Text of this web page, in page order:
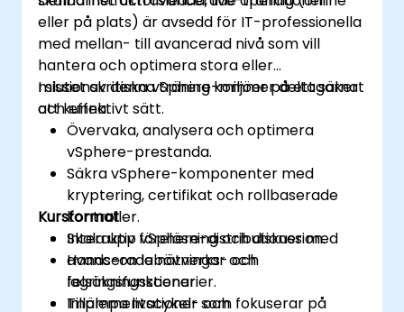
eller på plats) är avsedd för IT-professionella
med mellan- till avancerad nivå som vill
hantera och optimera stora eller
missionskritiska vSphere-miljöer på ett säkert
och effektivt sätt.
I slutet av denna träning kommer deltagarna
att kunna:
Övervaka, analysera och optimera
vSphere-prestanda.
Säkra vSphere-komponenter med
kryptering, certifikat och rollbaserade
kontroller.
Skala upp vSphere-distributioner med
avancerade nätverks- och
lagringsfunktioner.
Tillämpa livscykel- och
Kursformat
Interaktiv föreläsning och diskussion.
Hands-on labövningar och
felsökningsscenarier.
Implementationer som fokuserar på